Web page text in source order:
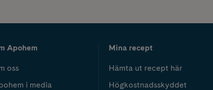
Apohem
oss
i media
Mina recept
Hämta ut recept här
Högkostnadsskyddet